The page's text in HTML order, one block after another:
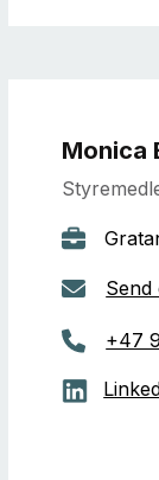
Monica
Send
+47